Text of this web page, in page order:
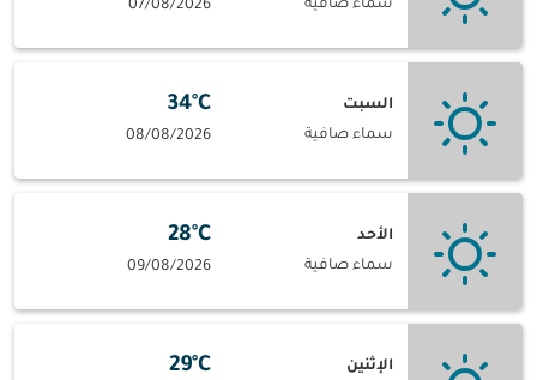
سماء صافية 07/08/2026
السبت
سماء صافية
34°C
08/08/2026
الأحد
سماء صافية
28°C
09/08/2026
الإثنين
29°C